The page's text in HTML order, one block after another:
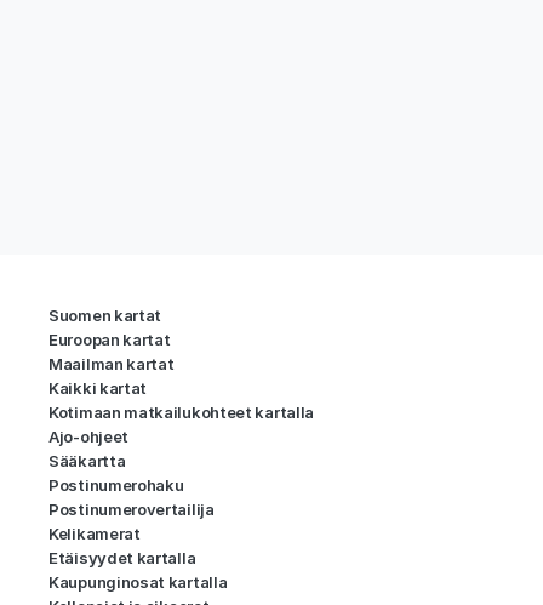
Suomen kartat
Euroopan kartat
Maailman kartat
Kaikki kartat
Kotimaan matkailukohteet kartalla
Ajo-ohjeet
Sääkartta
Postinumerohaku
Postinumerovertailija
Kelikamerat
Etäisyydet kartalla
Kaupunginosat kartalla